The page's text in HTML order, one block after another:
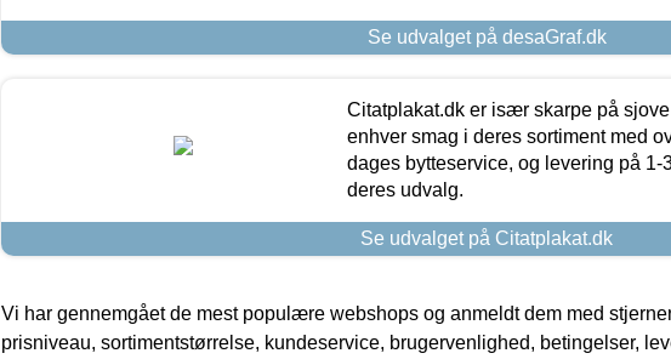
Se udvalget på desaGraf.dk
Citatplakat.dk er især skarpe på
enhver smag i deres sortiment med
dages bytteservice, og levering på 1-
deres udvalg.
Se udvalget på Citatplakat.dk
Vi har gennemgået de mest populære webshops og anmeldt dem med
prisniveau, sortimentstørrelse, kundeservice, brugervenlighed, betingelser,